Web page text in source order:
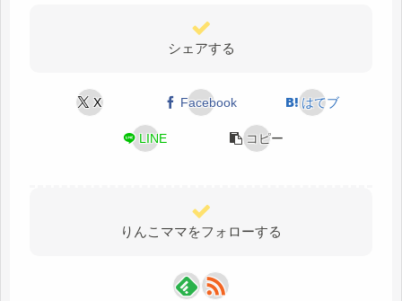
シェアする
X Facebook はてブ
LINE コピー
りんこママをフォローする